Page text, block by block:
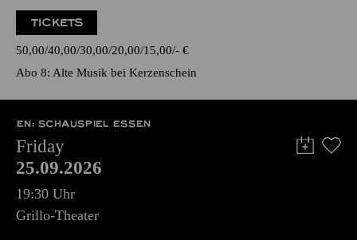
TICKETS
50,00 40,00 30,00 20,00 15,00 - €
Abo 8: Alte Musik bei Kerzenschein
EN: SCHAUSPIEL ESSEN
Friday
25.09.2026
19:30 Uhr
Grillo-Theater